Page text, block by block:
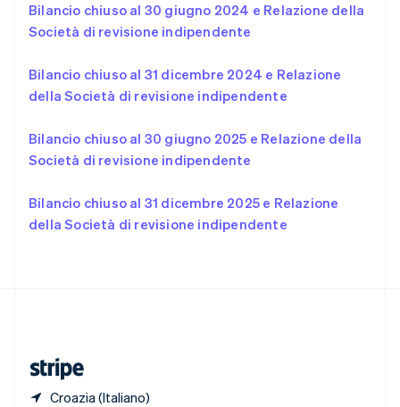
Bilancio chiuso al 30 giugno 2024 e Relazione della
Società di revisione indipendente
Bilancio chiuso al 31 dicembre 2024 e Relazione
della Società di revisione indipendente
Bilancio chiuso al 30 giugno 2025 e Relazione della
Società di revisione indipendente
Bilancio chiuso al 31 dicembre 2025 e Relazione
della Società di revisione indipendente
Croazia (Italiano)
Romania
English
English 简体中文
English
EnglishItaliano
Spagna
EnglishEspañol 简体中文
Svezia